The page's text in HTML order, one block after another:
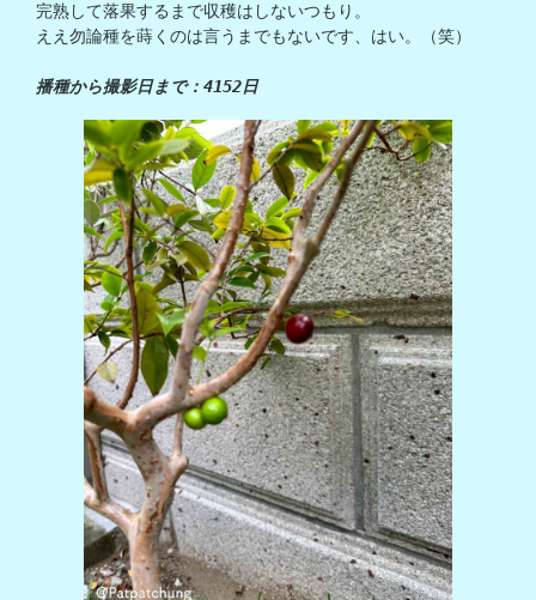
完熟して落果するまで収穫はしないつもり。
ええ勿論種を蒔くのは言うまでもないです、はい。（笑）
播種から撮影日まで：4152日